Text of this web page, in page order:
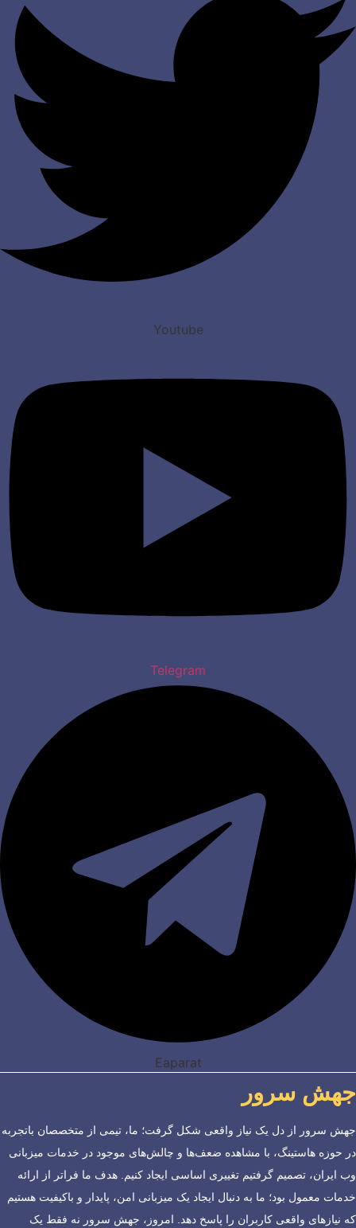
Youtube
Telegram
Eaparat
جهش سرور
جهش سرور از دل یک نیاز واقعی شکل گرفت؛ ما، تیمی از متخصصان باتجربه
در حوزه هاستینگ، با مشاهده ضعف‌ها و چالش‌های موجود در خدمات میزبانی
وب ایران، تصمیم گرفتیم تغییری اساسی ایجاد کنیم. هدف ما فراتر از ارائه
خدمات معمول بود؛ ما به دنبال ایجاد یک میزبانی امن، پایدار و باکیفیت هستیم
که نیازهای واقعی کاربران را پاسخ دهد. امروز، جهش سرور نه فقط یک